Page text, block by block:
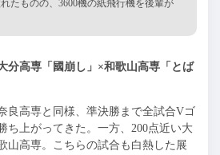
たものの、3600機の紙飛行機を後輩が
分高専「國崩し」×和歌山高専「とば
良高専と同様、準決勝まで全試合Vゴ
ち上がってきた。一方、200点近い大
山高専。こちらの試合も白熱した展